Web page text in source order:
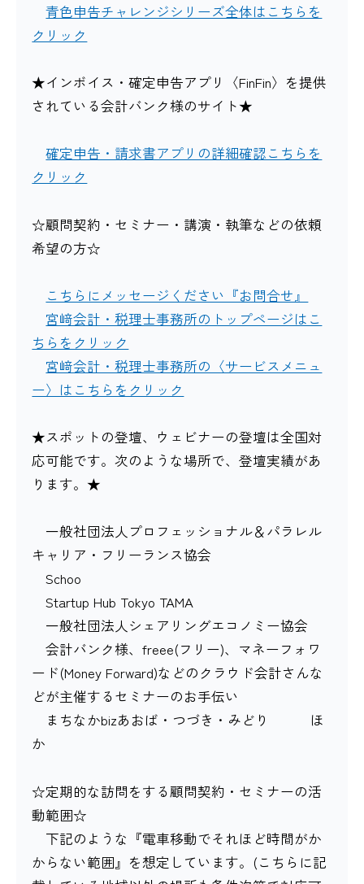
青色申告チャレンジシリーズ全体はこちらを
クリック
★インボイス・確定申告アプリ〈FinFin〉を提供
されている会計バンク様のサイト★
確定申告・請求書アプリの詳細確認こちらを
クリック
☆顧問契約・セミナー・講演・執筆などの依頼
希望の方☆
こちらにメッセージください『お問合せ』
宮﨑会計・税理士事務所のトップページはこ
ちらをクリック
宮﨑会計・税理士事務所の〈サービスメニュ
ー〉はこちらをクリック
★スポットの登壇、ウェビナーの登壇は全国対
応可能です。次のような場所で、登壇実績があ
ります。★
一般社団法人プロフェッショナル＆パラレル
キャリア・フリーランス協会
Schoo
Startup Hub Tokyo TAMA
一般社団法人シェアリングエコノミー協会
会計バンク様、freee(フリー)、マネーフォワ
ード(Money Forward)などのクラウド会計さんな
どが主催するセミナーのお手伝い
まちなかbizあおば・つづき・みどり ほ
か
☆定期的な訪問をする顧問契約・セミナーの活
動範囲☆
下記のような『電車移動でそれほど時間がか
からない範囲』を想定しています。(こちらに記